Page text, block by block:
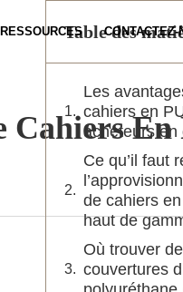
De Lot
RESSOURCES CONTACTEZ-
Cahiers
Table des
Les
cahiers en
acheteurs en
Ce qu’il faut
de cahiers
haut de
Où trouver
couvertures